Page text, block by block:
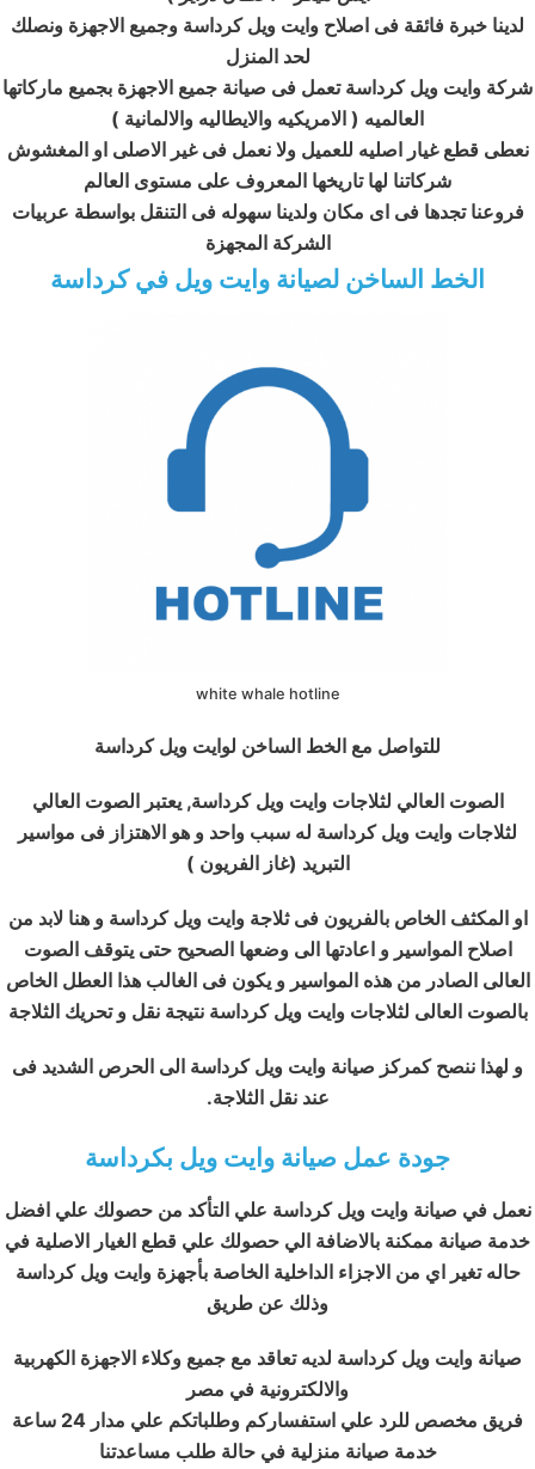
لدينا خبرة فائقة فى اصلاح وايت ويل كرداسة وجميع الاجهزة ونصلك
لحد المنزل
شركة وايت ويل كرداسة تعمل فى صيانة جميع الاجهزة بجميع ماركاتها
العالميه ( الامريكيه والايطاليه والالمانية )
نعطى قطع غيار اصليه للعميل ولا نعمل فى غير الاصلى او المغشوش
شركاتنا لها تاريخها المعروف على مستوى العالم
فروعنا تجدها فى اى مكان ولدينا سهوله فى التنقل بواسطة عربيات
الشركة المجهزة
الخط الساخن لصيانة وايت ويل في كرداسة
white whale hotline
للتواصل مع الخط الساخن لوايت ويل كرداسة
الصوت العالي لثلاجات وايت ويل كرداسة, يعتبر الصوت العالي
لثلاجات وايت ويل كرداسة له سبب واحد و هو الاهتزاز فى مواسير
التبريد (غاز الفريون )
او المكثف الخاص بالفريون فى ثلاجة وايت ويل كرداسة و هنا لابد من
اصلاح المواسير و اعادتها الى وضعها الصحيح حتى يتوقف الصوت
العالى الصادر من هذه المواسير و يكون فى الغالب هذا العطل الخاص
بالصوت العالى لثلاجات وايت ويل كرداسة نتيجة نقل و تحريك الثلاجة
و لهذا ننصح كمركز صيانة وايت ويل كرداسة الى الحرص الشديد فى
عند نقل الثلاجة.
جودة عمل صيانة وايت ويل بكرداسة
نعمل في صيانة وايت ويل كرداسة علي التأكد من حصولك علي افضل
خدمة صيانة ممكنة بالاضافة الي حصولك علي قطع الغيار الاصلية في
حاله تغير اي من الاجزاء الداخلية الخاصة بأجهزة وايت ويل كرداسة
وذلك عن طريق
صيانة وايت ويل كرداسة لديه تعاقد مع جميع وكلاء الاجهزة الكهربية
والالكترونية في مصر
فريق مخصص للرد علي استفساركم وطلباتكم علي مدار 24 ساعة
خدمة صيانة منزلية في حالة طلب مساعدتنا